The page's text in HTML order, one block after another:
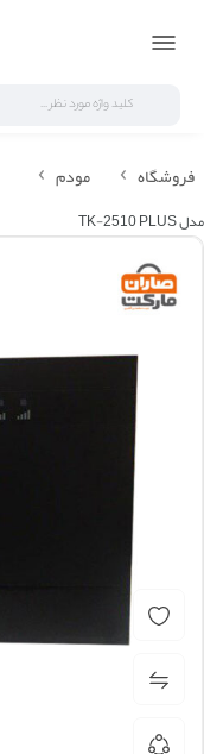
فروشگاه مودم
مدل TK-2510 PLUS